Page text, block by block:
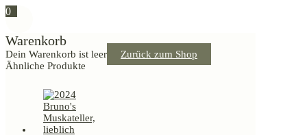
0
Warenkorb
Dein Warenkorb ist leer
Zurück zum Shop
Ähnliche Produkte